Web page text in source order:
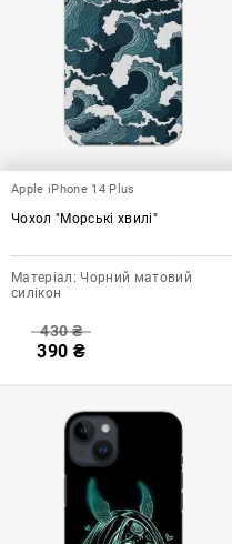
Apple iPhone 14 Plus
Чохол "Морські хвилі"
Матеріал: Чорний матовий
силікон
430₴
390 ₴